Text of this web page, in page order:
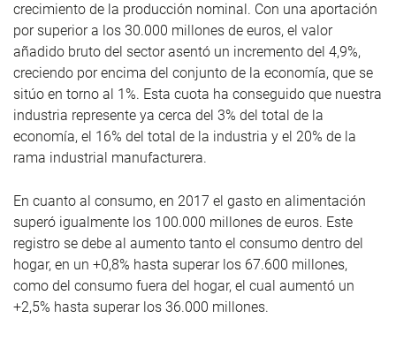
crecimiento de la producción nominal. Con una aportación
por superior a los 30.000 millones de euros, el valor
añadido bruto del sector asentó un incremento del 4,9%,
creciendo por encima del conjunto de la economía, que se
sitúo en torno al 1%. Esta cuota ha conseguido que nuestra
industria represente ya cerca del 3% del total de la
economía, el 16% del total de la industria y el 20% de la
rama industrial manufacturera.
En cuanto al consumo, en 2017 el gasto en alimentación
superó igualmente los 100.000 millones de euros. Este
registro se debe al aumento tanto el consumo dentro del
hogar, en un +0,8% hasta superar los 67.600 millones,
como del consumo fuera del hogar, el cual aumentó un
+2,5% hasta superar los 36.000 millones.